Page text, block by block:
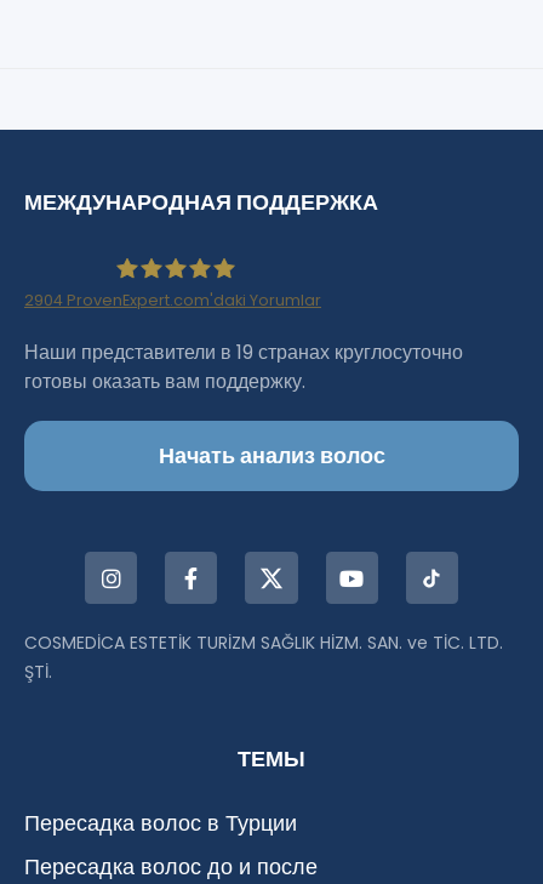
МЕЖДУНАРОДНАЯ ПОДДЕРЖКА
Haartransplantation Istanbul |Dr.Acar aus
2904 ProvenExpert.com'daki Yorumlar
Наши представители в 19 странах круглосуточно
готовы оказать вам поддержку.
Начать анализ волос
COSMEDİCA ESTETİK TURİZM SAĞLIK HİZM. SAN. ve TİC. LTD.
ŞTİ.
ТЕМЫ
Пересадка волос в Турции
Пересадка волос до и после